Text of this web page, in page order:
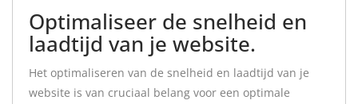
Optimaliseer de snelheid en
laadtijd van je website.
Het optimaliseren van de snelheid en laadtijd van je
website is van cruciaal belang voor een optimale